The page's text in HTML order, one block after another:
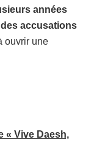
années
accusations
ouvrir une
« Vive Daesh,